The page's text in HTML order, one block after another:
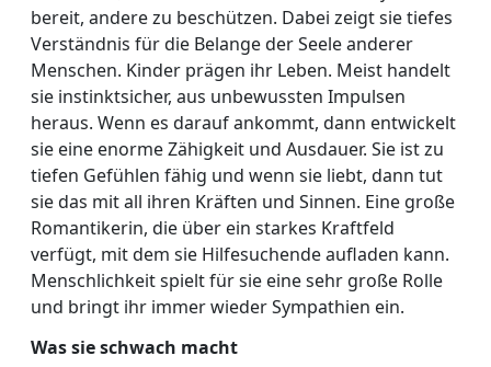
bereit, andere zu beschützen. Dabei zeigt sie tiefes
Verständnis für die Belange der Seele anderer
Menschen. Kinder prägen ihr Leben. Meist handelt
sie instinktsicher, aus unbewussten Impulsen
heraus. Wenn es darauf ankommt, dann entwickelt
sie eine enorme Zähigkeit und Ausdauer. Sie ist zu
tiefen Gefühlen fähig und wenn sie liebt, dann tut
sie das mit all ihren Kräften und Sinnen. Eine große
Romantikerin, die über ein starkes Kraftfeld
verfügt, mit dem sie Hilfesuchende aufladen kann.
Menschlichkeit spielt für sie eine sehr große Rolle
und bringt ihr immer wieder Sympathien ein.
Was sie schwach macht